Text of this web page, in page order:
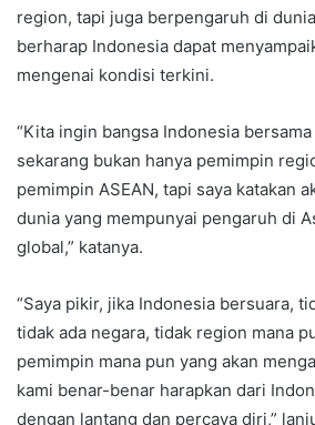
region, tapi juga berpengaruh di
berharap Indonesia dapat
mengenai kondisi terkini.
“Kita ingin bangsa Indonesia
sekarang bukan hanya pemimpin
pemimpin ASEAN, tapi saya katakan
dunia yang mempunyai pengaruh di
global,” katanya.
“Saya pikir, jika Indonesia bersuara,
tidak ada negara, tidak region mana
pemimpin mana pun yang akan
kami benar-benar harapkan dari
dengan lantang dan percaya diri,”